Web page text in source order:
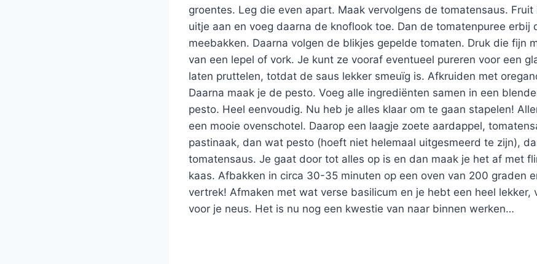
groentes. Leg die even apart. Maak vervolgens de tomatensaus.
uitje aan en voeg daarna de knoflook toe. Dan de tomatenpuree erbij
meebakken. Daarna volgen de blikjes gepelde tomaten. Druk die fijn
van een lepel of vork. Je kunt ze vooraf eventueel pureren voor een
laten pruttelen, totdat de saus lekker smeuïg is. Afkruiden met
Daarna maak je de pesto. Voeg alle ingrediënten samen in een
pesto. Heel eenvoudig. Nu heb je alles klaar om te gaan stapelen!
een mooie ovenschotel. Daarop een laagje zoete aardappel,
pastinaak, dan wat pesto (hoeft niet helemaal uitgesmeerd te zijn),
tomatensaus. Je gaat door tot alles op is en dan maak je het af met
kaas. Afbakken in circa 30-35 minuten op een oven van 200 graden
vertrek! Afmaken met wat verse basilicum en je hebt een heel lekker,
voor je neus. Het is nu nog een kwestie van naar binnen werken…